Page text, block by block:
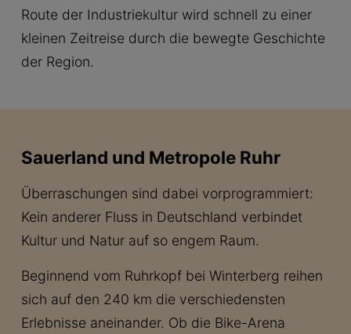
Route der Industriekultur wird schnell zu einer
kleinen Zeitreise durch die bewegte Geschichte
der Region.
Sauerland und Metropole Ruhr
Überraschungen sind dabei vorprogrammiert:
Kein anderer Fluss in Deutschland verbindet
Kultur und Natur auf so engem Raum.
Beginnend vom Ruhrkopf bei Winterberg reihen
sich auf den 240 km die verschiedensten
Erlebnisse aneinander. Ob die Bike-Arena